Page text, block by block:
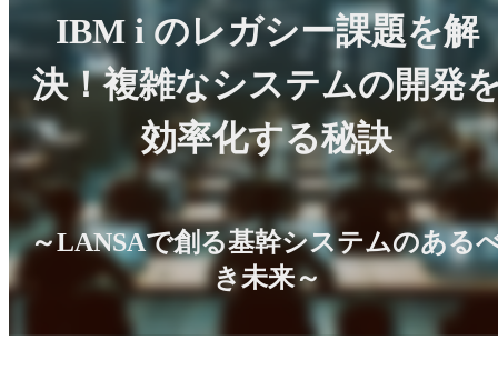
IBM i のレガシー課題を解
決！複雑なシステムの開発
効率化する秘訣
～LANSAで創る基幹システムのある
き未来～